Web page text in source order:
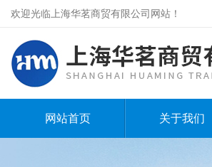
欢迎光临上海华茗商贸有限公司网站！
网站首页 关于我们